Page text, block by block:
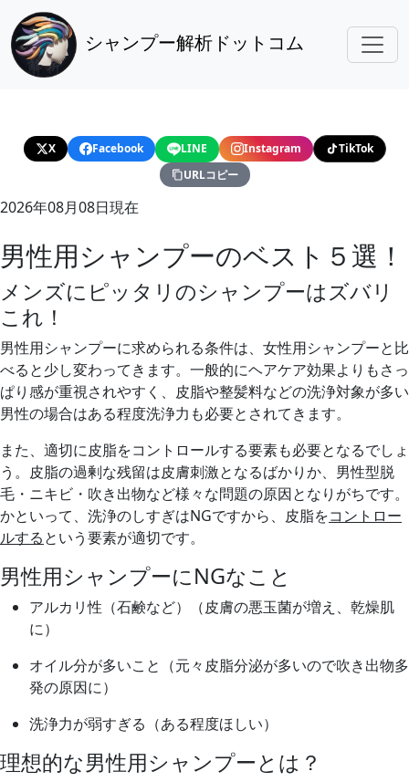
シャンプー解析ドットコム
X Facebook LINE Instagram
TikTok
URLコピー
2026年08月08日現在
男性用シャンプーのベスト５選！
メンズにピッタリのシャンプーはズバリ
これ！
男性用シャンプーに求められる条件は、女性用シャンプーと比
べると少し変わってきます。一般的にヘアケア効果よりもさっ
ぱり感が重視されやすく、皮脂や整髪料などの洗浄対象が多い
男性の場合はある程度洗浄力も必要とされてきます。
また、適切に皮脂をコントロールする要素も必要となるでしょ
う。皮脂の過剰な残留は皮膚刺激となるばかりか、男性型脱
毛・ニキビ・吹き出物など様々な問題の原因となりがちです。
かといって、洗浄のしすぎはNGですから、皮脂をコントロー
ルするという要素が適切です。
男性用シャンプーにNGなこと
アルカリ性（石鹸など）（皮膚の悪玉菌が増え、乾燥肌
に）
オイル分が多いこと（元々皮脂分泌が多いので吹き出物多
発の原因に）
洗浄力が弱すぎる（ある程度ほしい）
理想的な男性用シャンプーとは？